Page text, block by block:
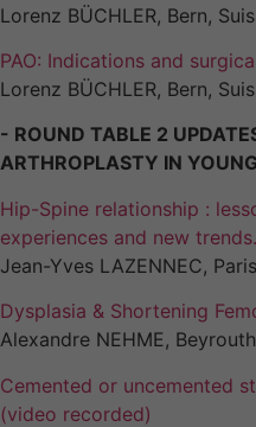
Lorenz BÜCHLER, Bern,
PAO: Indications and
Lorenz BÜCHLER, Bern,
- ROUND TABLE 2
ARTHROPLASTY IN
Hip-Spine relationship :
experiences and new trends.
Jean-Yves LAZENNEC, Paris
Dysplasia & Shortening
Alexandre NEHME,
Cemented or uncemented
(video recorded)